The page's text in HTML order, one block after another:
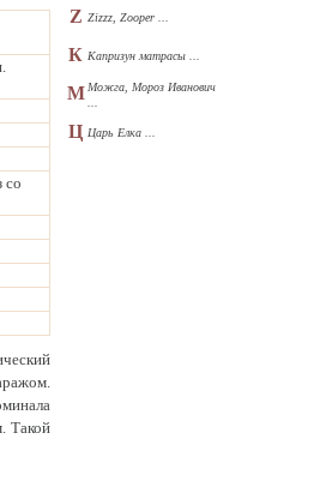
со
Такой
Z Zizzz, Zooper ...
К Капризун матрасы ...
М Можга, Мороз Иванович
Ц Царь Елка ...